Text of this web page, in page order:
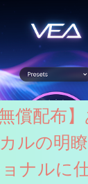
償配布
ルの明
ナルに